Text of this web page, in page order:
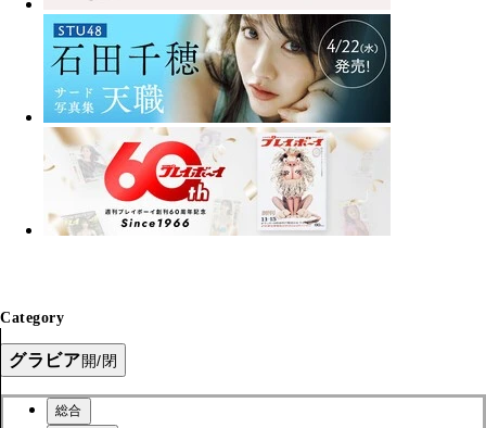
Category
グラビア開/閉
総合